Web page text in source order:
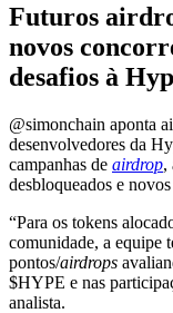
Futuros
novos
desafios à
@simonchain aponta
desenvolvedores da
campanhas de airdrop,
desbloqueados e
“Para os tokens
comunidade, a equipe
pontos/airdrops
$HYPE e nas
analista.